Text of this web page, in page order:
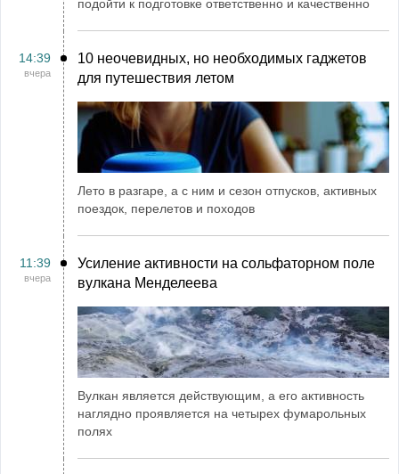
подойти к подготовке ответственно и качественно
14:39
вчера
10 неочевидных, но необходимых гаджетов
для путешествия летом
Лето в разгаре, а с ним и сезон отпусков, активных
поездок, перелетов и походов
11:39
вчера
Усиление активности на сольфаторном поле
вулкана Менделеева
Вулкан является действующим, а его активность
наглядно проявляется на четырех фумарольных
полях